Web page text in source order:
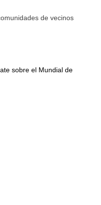
de vecinos
sobre el Mundial de